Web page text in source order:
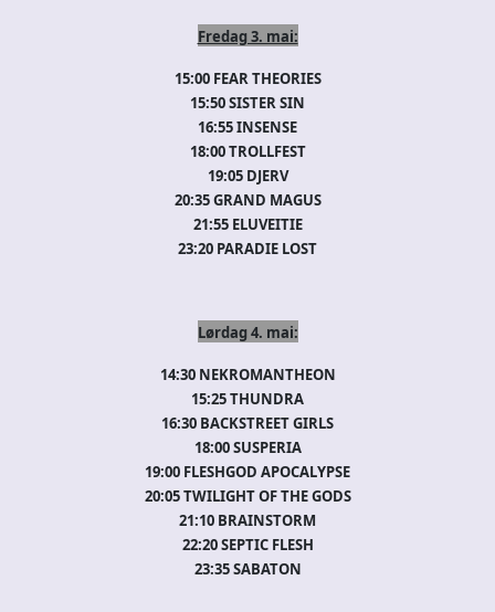
Fredag 3. mai:
15:00 FEAR THEORIES
15:50 SISTER SIN
16:55 INSENSE
18:00 TROLLFEST
19:05 DJERV
20:35 GRAND MAGUS
21:55 ELUVEITIE
23:20 PARADIE LOST
Lørdag 4. mai:
14:30 NEKROMANTHEON
15:25 THUNDRA
16:30 BACKSTREET GIRLS
18:00 SUSPERIA
19:00 FLESHGOD APOCALYPSE
20:05 TWILIGHT OF THE GODS
21:10 BRAINSTORM
22:20 SEPTIC FLESH
23:35 SABATON